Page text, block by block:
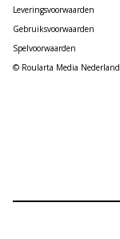
Leveringsvoorwaarden
Gebruiksvoorwaarden
Spelvoorwaarden
© Roularta Media Nederland